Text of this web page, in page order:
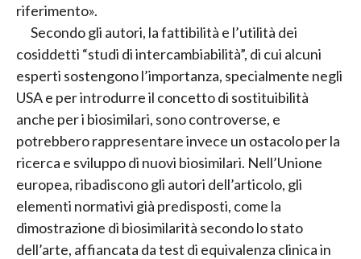
riferimento».
Secondo gli autori, la fattibilità e l’utilità dei
cosiddetti “studi di intercambiabilità”, di cui alcuni
esperti sostengono l’importanza, specialmente negli
USA e per introdurre il concetto di sostituibilità
anche per i biosimilari, sono controverse, e
potrebbero rappresentare invece un ostacolo per la
ricerca e sviluppo di nuovi biosimilari. Nell’Unione
europea, ribadiscono gli autori dell’articolo, gli
elementi normativi già predisposti, come la
dimostrazione di biosimilarità secondo lo stato
dell’arte, affiancata da test di equivalenza clinica in